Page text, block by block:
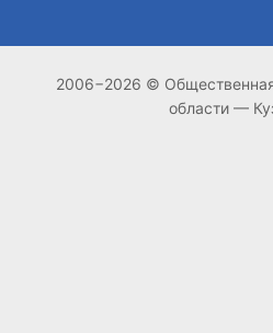
2006−2026 ©
области —